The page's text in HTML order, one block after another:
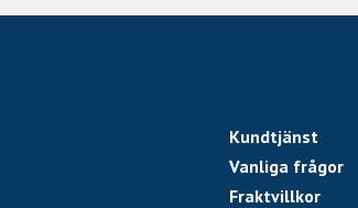
Kundtjänst
Vanliga frågor
Fraktvillkor